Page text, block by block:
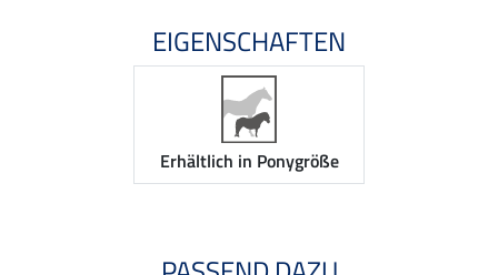
EIGENSCHAFTEN
Erhältlich in Ponygröße